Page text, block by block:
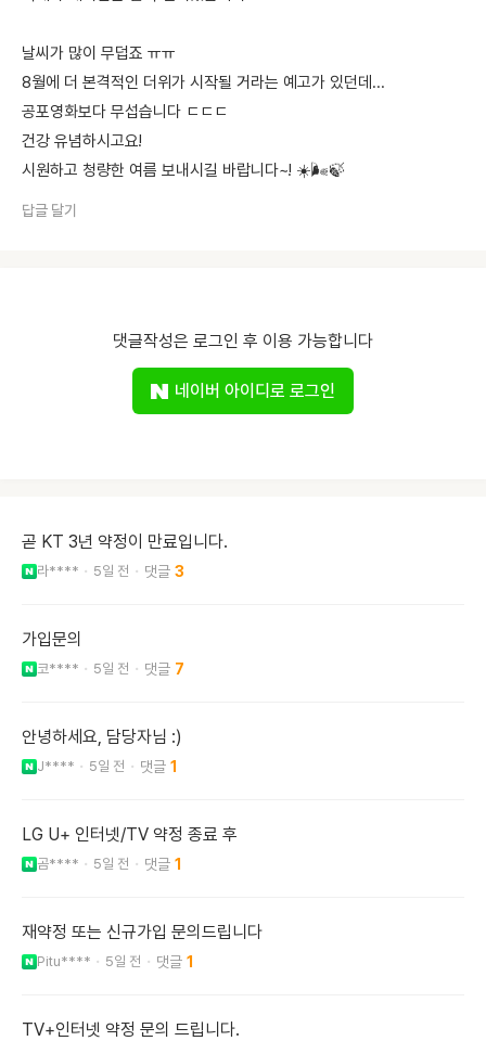
날씨가 많이 무덥죠 ㅠㅠ
8월에 더 본격적인 더위가 시작될 거라는 예고가 있던데...
공포영화보다 무섭습니다 ㄷㄷㄷ
건강 유념하시고요!
시원하고 청량한 여름 보내시길 바랍니다~! ☀️🌬️🍃
답글 달기
댓글작성은 로그인 후 이용 가능합니다
네이버 아이디로 로그인
곧 KT 3년 약정이 만료입니다.
라**** 5일 전 3
가입문의
코**** 5일 전 7
안녕하세요, 담당자님 :)
J**** 5일 전 1
LG U+ 인터넷/TV 약정 종료 후
곰**** 5일 전 1
재약정 또는 신규가입 문의드립니다
Pitu**** 5일 전 1
TV+인터넷 약정 문의 드립니다.